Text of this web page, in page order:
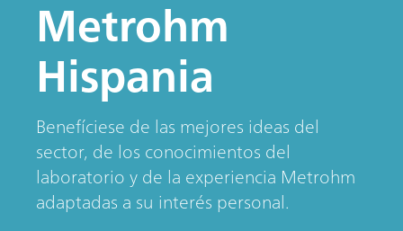
Metrohm
Hispania
Benefíciese de las mejores ideas del
sector, de los conocimientos del
laboratorio y de la experiencia Metrohm
adaptadas a su interés personal.